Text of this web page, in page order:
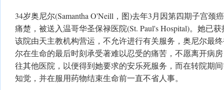
34岁奥尼尔(Samantha O'Neill，图)去年3月因第四期子宫颈
痛楚，被送入温哥华圣保禄医院(St. Paul's Hospital)。她已
该院由天主教机构营运，不允许进行有关服务，奥尼尔最
尔在生命的最后时刻承受著难以忍受的痛苦，不愿离开病
往其他医院，以便得到她要求的安乐死服务，而在转院期
知觉，并在服用药物结束生命前一直不省人事。